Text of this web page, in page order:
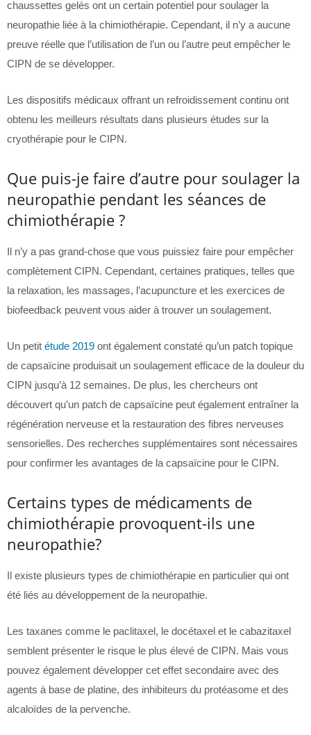
chaussettes gelés ont un certain potentiel pour soulager la
neuropathie liée à la chimiothérapie. Cependant, il n’y a aucune
preuve réelle que l’utilisation de l’un ou l’autre peut empêcher le
CIPN de se développer.
Les dispositifs médicaux offrant un refroidissement continu ont
obtenu les meilleurs résultats dans plusieurs études sur la
cryothérapie pour le CIPN.
Que puis-je faire d’autre pour soulager la
neuropathie pendant les séances de
chimiothérapie ?
Il n’y a pas grand-chose que vous puissiez faire pour empêcher
complètement CIPN. Cependant, certaines pratiques, telles que
la relaxation, les massages, l’acupuncture et les exercices de
biofeedback peuvent vous aider à trouver un soulagement.
Un petit étude 2019 ont également constaté qu’un patch topique
de capsaïcine produisait un soulagement efficace de la douleur du
CIPN jusqu’à 12 semaines. De plus, les chercheurs ont
découvert qu’un patch de capsaïcine peut également entraîner la
régénération nerveuse et la restauration des fibres nerveuses
sensorielles. Des recherches supplémentaires sont nécessaires
pour confirmer les avantages de la capsaïcine pour le CIPN.
Certains types de médicaments de
chimiothérapie provoquent-ils une
neuropathie?
Il existe plusieurs types de chimiothérapie en particulier qui ont
été liés au développement de la neuropathie.
Les taxanes comme le paclitaxel, le docétaxel et le cabazitaxel
semblent présenter le risque le plus élevé de CIPN. Mais vous
pouvez également développer cet effet secondaire avec des
agents à base de platine, des inhibiteurs du protéasome et des
alcaloïdes de la pervenche.